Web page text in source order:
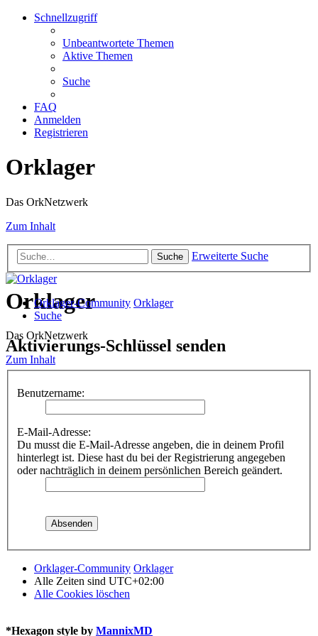
Schnellzugriff
Unbeantwortete Themen
Aktive Themen
Suche
FAQ
Anmelden
Registrieren
Orklager
Das OrkNetzwerk
Zum Inhalt
Suche Erweiterte Suche
Orklager
Das OrkNetzwerk
Zum Inhalt
Orklager-Community Orklager
Suche
Aktivierungs-Schlüssel senden
Benutzername:
E-Mail-Adresse:
Du musst die E-Mail-Adresse angeben, die in deinem Profil
hinterlegt ist. Diese hast du bei der Registrierung angegeben
oder nachträglich in deinem persönlichen Bereich geändert.
Orklager-Community Orklager
Alle Zeiten sind UTC+02:00
Alle Cookies löschen
*Hexagon style by MannixMD